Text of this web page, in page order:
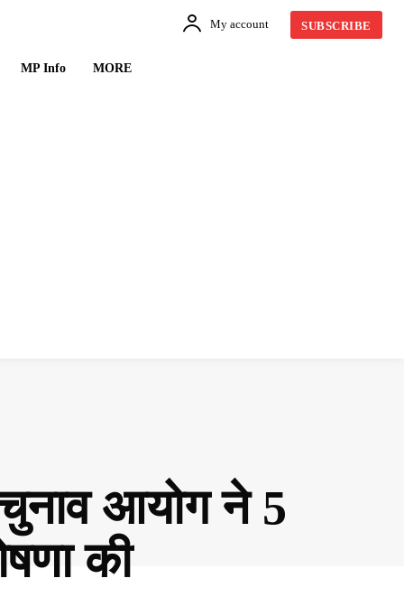
My account SUBSCRIBE
MP Info MORE
आयोग ने 5
की